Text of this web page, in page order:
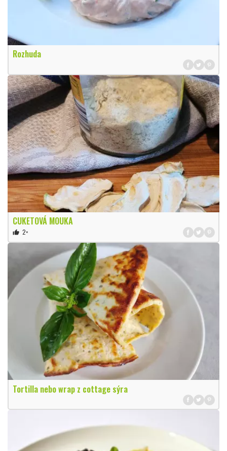
Rozhuda
CUKETOVÁ MOUKA
thumb_up 2×
Tortilla nebo wrap z cottage sýra